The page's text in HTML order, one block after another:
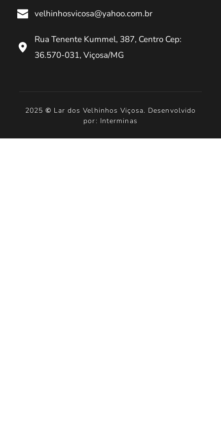
velhinhosvicosa@yahoo.com.br
Rua Tenente Kummel, 387, Centro Cep:
36.570-031, Viçosa/MG
2025 © Lar dos Velhinhos Viçosa. Desenvolvido
por: Interminas